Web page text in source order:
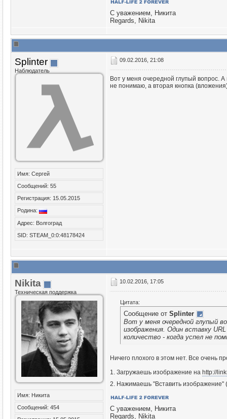
С уважением, Никита
Regards, Nikita
Splinter
Наблюдатель
Имя: Сергей
Сообщений: 55
Регистрация: 15.05.2015
Родина:
Адрес: Волгоград
SID: STEAM_0:0:48178424
09.02.2016, 21:08
Вот у меня очередной глупый вопрос. А
не понимаю, а вторая кнопка
Nikita
Техническая поддержка
Имя: Никита
Сообщений: 454
10.02.2016, 17:05
Цитата:
Сообщение от Splinter
Вот у меня очередной глупый
изображения. Один вставку
количество - когда успел не
Ничего плохого в этом нет. Все очень
1. Загружаешь изображение на http://
2. Нажимаешь "Вставить изображение"
С уважением, Никита
Regards, Nikita